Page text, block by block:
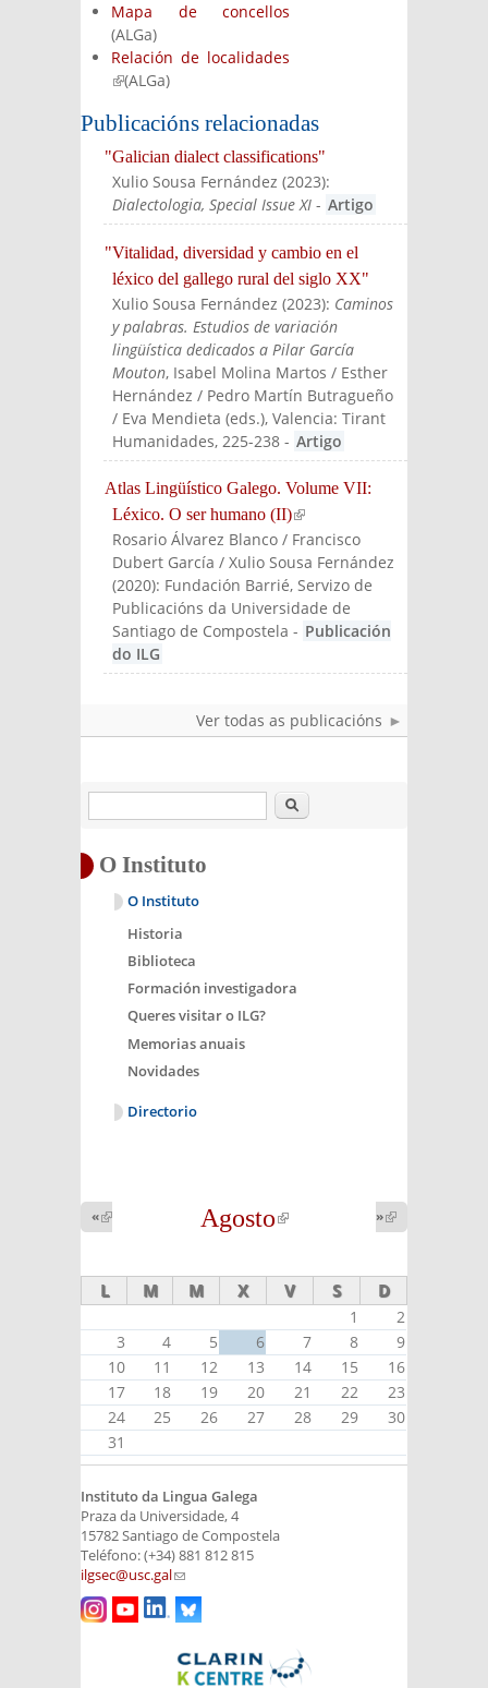
Mapa de concellos
(ALGa)
Relación de localidades
(link is external)
(ALGa)
Publicacións relacionadas
"Galician dialect classifications"
Xulio Sousa Fernández (2023):
Dialectologia, Special Issue XI - Artigo
"Vitalidad, diversidad y cambio en el
léxico del gallego rural del siglo XX"
Xulio Sousa Fernández (2023): Caminos
y palabras. Estudios de variación
lingüística dedicados a Pilar García
Mouton, Isabel Molina Martos / Esther
Hernández / Pedro Martín Butragueño
/ Eva Mendieta (eds.), Valencia: Tirant
Humanidades, 225-238 - Artigo
Atlas Lingüístico Galego. Volume VII:
Léxico. O ser humano (II)(link is external)
Rosario Álvarez Blanco / Francisco
Dubert García / Xulio Sousa Fernández
(2020): Fundación Barrié, Servizo de
Publicacións da Universidade de
Santiago de Compostela - Publicación
do ILG
Ver todas as publicacións
Buscar
O Instituto
O Instituto
Historia
Biblioteca
Formación investigadora
Queres visitar o ILG?
Memorias anuais
Novidades
Directorio
Agosto
(link is
«
external)
»
external)
L M M X V S D
1
2
3
4 5 6 7 8
9
10
11 12 13 14 15
16
17
18 19 20 21 22
23
24
25 26 27 28 29
30
31
Instituto da Lingua Galega
Praza da Universidade, 4
15782 Santiago de Compostela
Teléfono: (+34) 881 812 815
ilgsec@usc.gal(link sends e-mail)